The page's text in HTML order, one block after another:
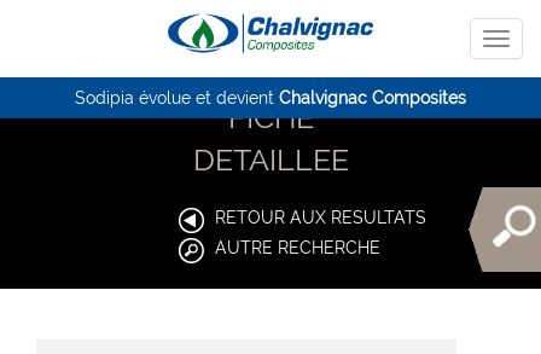
Sodipia évolue et devient Chalvignac Composites
FICHE
DETAILLEE
RETOUR AUX RESULTATS
AUTRE RECHERCHE